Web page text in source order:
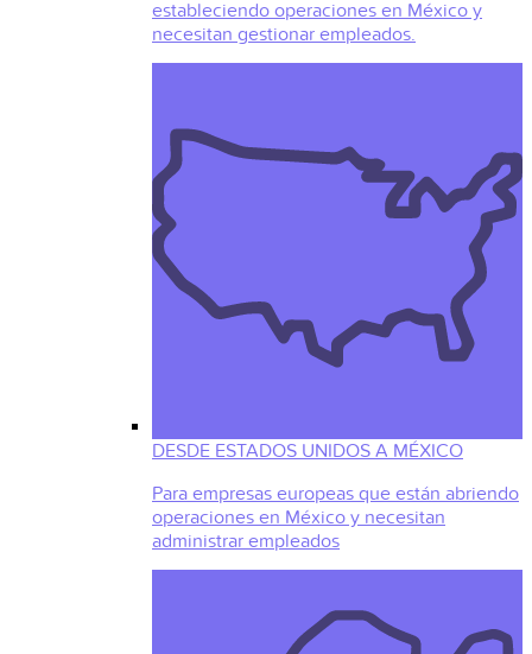
estableciendo operaciones en México y
necesitan gestionar empleados.
DESDE ESTADOS UNIDOS A MÉXICO
Para empresas europeas que están abriendo
operaciones en México y necesitan
administrar empleados